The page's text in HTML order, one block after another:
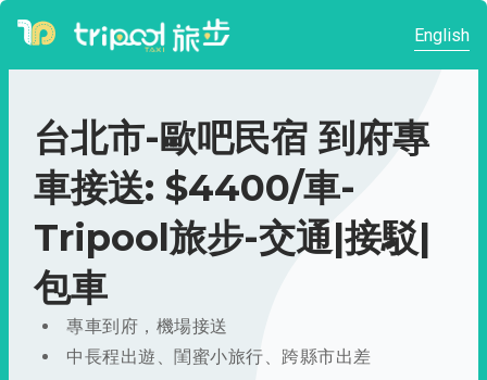
English
台北市-歐吧民宿 到府專
車接送: $4400/車-
Tripool旅步-交通|接駁|
包車
專車到府，機場接送
中長程出遊、閨蜜小旅行、跨縣市出差